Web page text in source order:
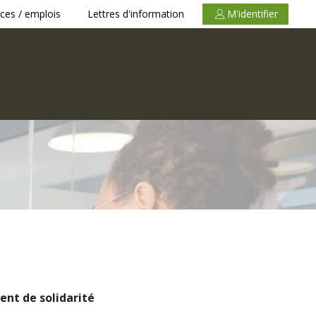
/ emplois Lettres d'information M'identifier
de solidarité